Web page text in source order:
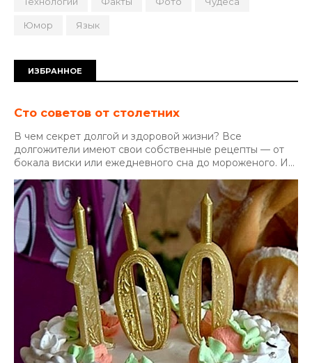
Юмор Язык
ИЗБРАННОЕ
Сто советов от столетних
В чем секрет долгой и здоровой жизни? Все
долгожители имеют свои собственные рецепты — от
бокала виски или ежедневного сна до мороженого. И...